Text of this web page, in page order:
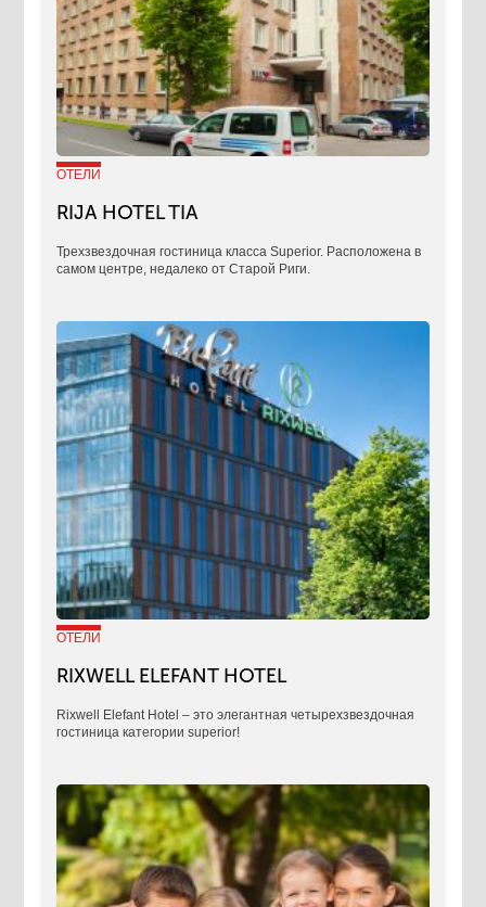
ОТЕЛИ
RIJA HOTEL TIA
Трехзвездочная гостиница класса Superior. Расположена в
самом центре, недалеко от Старой Риги.
ОТЕЛИ
RIXWELL ELEFANT HOTEL
Rixwell Elefant Hotel ‒ это элегантная четырехзвездочная
гостиница категории superior!